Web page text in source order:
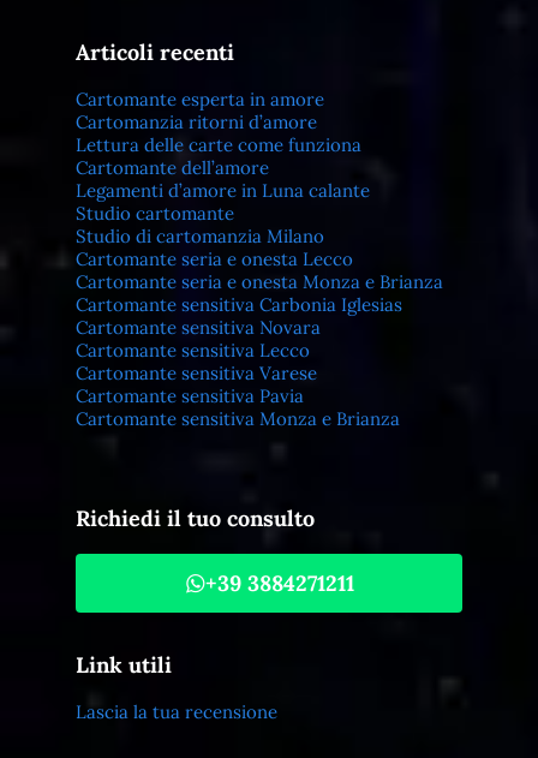
Articoli recenti
Cartomante esperta in amore
Cartomanzia ritorni d’amore
Lettura delle carte come funziona
Cartomante dell’amore
Legamenti d’amore in Luna calante
Studio cartomante
Studio di cartomanzia Milano
Cartomante seria e onesta Lecco
Cartomante seria e onesta Monza e Brianza
Cartomante sensitiva Carbonia Iglesias
Cartomante sensitiva Novara
Cartomante sensitiva Lecco
Cartomante sensitiva Varese
Cartomante sensitiva Pavia
Cartomante sensitiva Monza e Brianza
Richiedi il tuo consulto
+39 3884271211
Link utili
Lascia la tua recensione